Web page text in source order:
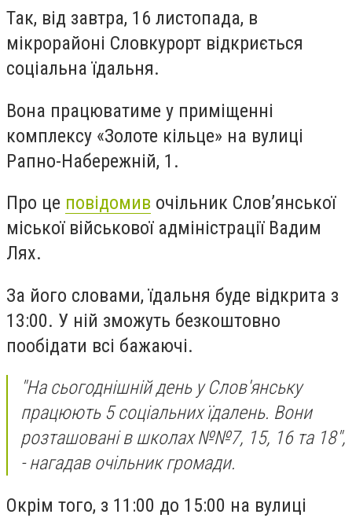
Так, від завтра, 16 листопада, в
мікрорайоні Словкурорт відкриється
соціальна їдальня.
Вона працюватиме у приміщенні
комплексу «Золоте кільце» на вулиці
Рапно-Набережній, 1.
Про це повідомив очільник Слов’янської
міської військової адміністрації Вадим
Лях.
За його словами, їдальня буде відкрита з
13:00. У ній зможуть безкоштовно
пообідати всі бажаючі.
"На сьогоднішній день у Слов'янську
працюють 5 соціальних їдалень. Вони
розташовані в школах №№7, 15, 16 та 18",
- нагадав очільник громади.
Окрім того, з 11:00 до 15:00 на вулиці